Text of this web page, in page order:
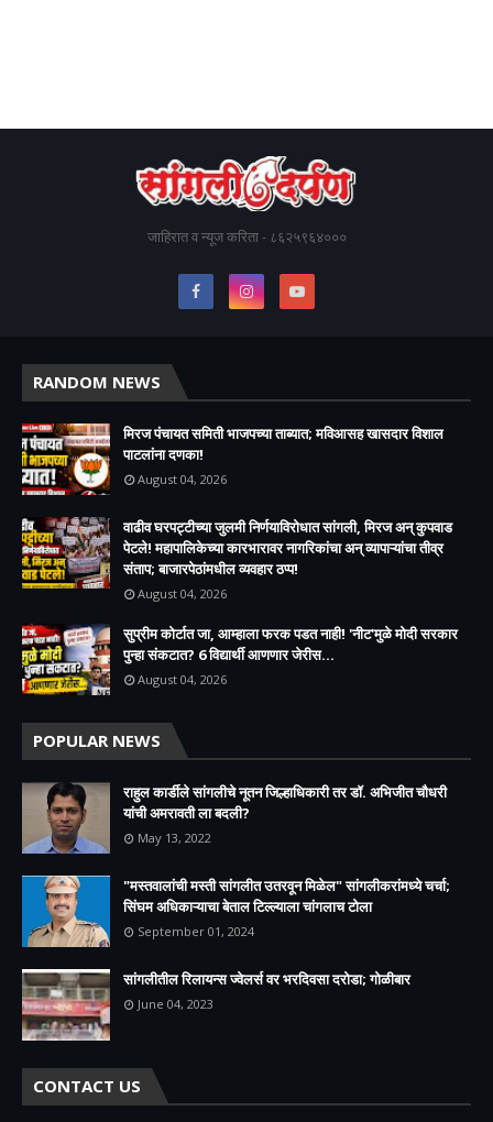
जाहिरात व न्यूज करिता - ८६२५९६४०००
RANDOM NEWS
मिरज पंचायत समिती भाजपच्या ताब्यात; मविआसह खासदार विशाल
पाटलांना दणका!
August 04, 2026
वाढीव घरपट्टीच्या जुलमी निर्णयाविरोधात सांगली, मिरज अन् कुपवाड
पेटले! महापालिकेच्या कारभारावर नागरिकांचा अन् व्यापाऱ्यांचा तीव्र
संताप; बाजारपेठांमधील व्यवहार ठप्प!​
August 04, 2026
सुप्रीम कोर्टात जा, आम्हाला फरक पडत नाही! 'नीट'मुळे मोदी सरकार
पुन्हा संकटात? 6 विद्यार्थी आणणार जेरीस...
August 04, 2026
POPULAR NEWS
राहुल कार्डीले सांगलीचे नूतन जिल्हाधिकारी तर डॉ. अभिजीत चौधरी
यांची अमरावती ला बदली?
May 13, 2022
"मस्तवालांची मस्ती सांगलीत उतरवून मिळेल" सांगलीकरांमध्ये चर्चा;
सिंघम अधिकाऱ्याचा बेताल टिल्ल्याला चांगलाच टोला
September 01, 2024
सांगलीतील रिलायन्स ज्वेलर्स वर भरदिवसा दरोडा; गोळीबार
June 04, 2023
CONTACT US